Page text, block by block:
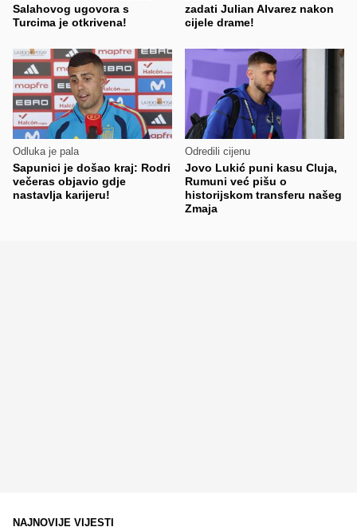
Salahovog ugovora s
Turcima je otkrivena!
zadati Julian Alvarez nakon
cijele drame!
Odluka je pala
Sapunici je došao kraj: Rodri
večeras objavio gdje
nastavlja karijeru!
Odredili cijenu
Jovo Lukić puni kasu Cluja,
Rumuni već pišu o
historijskom transferu našeg
Zmaja
NAJNOVIJE VIJESTI